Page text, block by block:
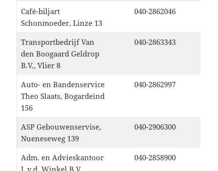
Café-biljart
Schonmoeder, Linze 13
040-2862046
Transportbedrijf Van
den Boogaard Geldrop
B.V., Vlier 8
040-2863343
Auto- en Bandenservice
Theo Slaats, Bogardeind
156
040-2862997
ASP Gebouwenservise,
Nueneseweg 139
040-2906300
Adm. en Advieskantoor
J. v.d. Winkel B.V.,
040-2858900